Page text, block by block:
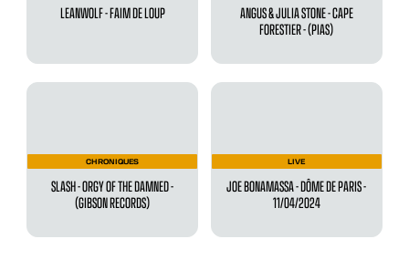
LEANWOLF - FAIM DE LOUP ANGUS & JULIA STONE - CAPE
FORESTIER - (PIAS)
CHRONIQUES
SLASH - ORGY OF THE DAMNED -
(GIBSON RECORDS)
LIVE
JOE BONAMASSA - DÔME DE PARIS -
11/04/2024